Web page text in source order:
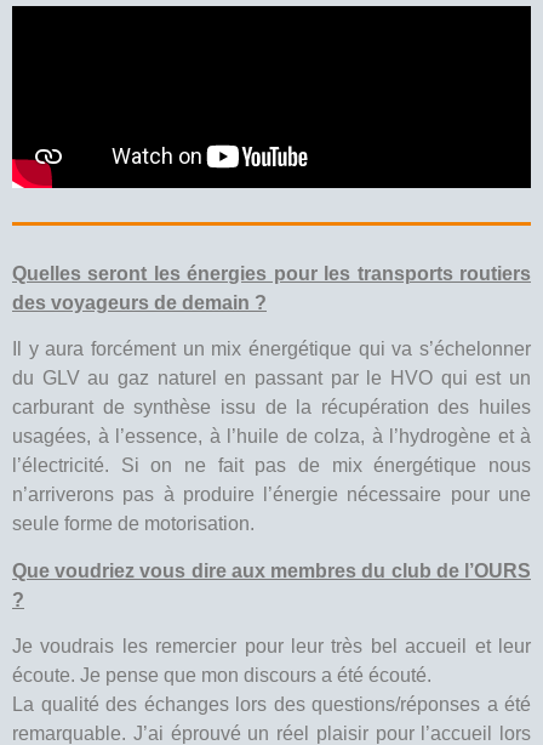
Quelles seront les énergies pour les transports routiers
des voyageurs de demain ?
Il y aura forcément un mix énergétique qui va s’échelonner
du GLV au gaz naturel en passant par le HVO qui est un
carburant de synthèse issu de la récupération des huiles
usagées, à l’essence, à l’huile de colza, à l’hydrogène et à
l’électricité. Si on ne fait pas de mix énergétique nous
n’arriverons pas à produire l’énergie nécessaire pour une
seule forme de motorisation.
Que voudriez vous dire aux membres du club de l’OURS
?
Je voudrais les remercier pour leur très bel accueil et leur
écoute. Je pense que mon discours a été écouté.
La qualité des échanges lors des questions/réponses a été
remarquable. J’ai éprouvé un réel plaisir pour l’accueil lors